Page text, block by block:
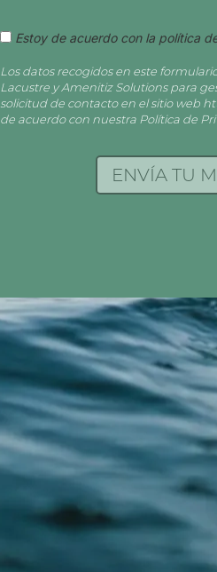
Estoy de acuerdo con la política
Los datos recogidos en este
Lacustre y Amenitiz Solutions para
solicitud de contacto en el sitio web
de acuerdo con nuestra Política de